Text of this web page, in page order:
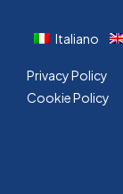
Italiano
Privacy Policy
Cookie Policy